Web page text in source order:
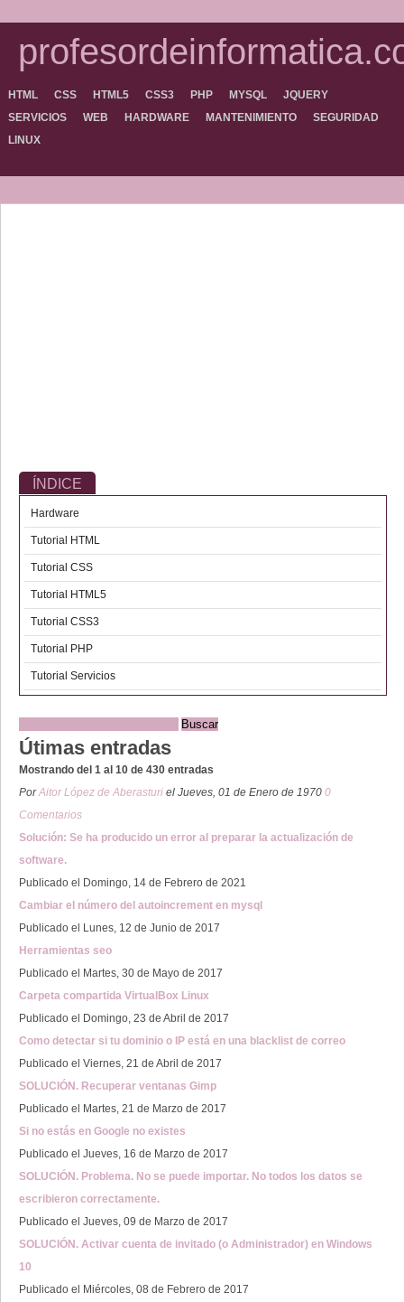
HTML CSS HTML5 CSS3 PHP MYSQL
JQUERY
SERVICIOS
WEB HARDWARE MANTENIMIENTO
SEGURIDAD
LINUX
ÍNDICE
Hardware
Tutorial HTML
Tutorial CSS
Tutorial HTML5
Tutorial CSS3
Tutorial PHP
Tutorial Servicios
Útimas entradas
Mostrando del 1 al 10 de 430 entradas
PorAitor López de Aberasturi el Jueves, 01 de Enero de 1970 0
Comentarios
Solución: Se ha producido un error al preparar la actualización de
software.
Publicado el Domingo, 14 de Febrero de 2021
Cambiar el número del autoincrement en mysql
Publicado el Lunes, 12 de Junio de 2017
Herramientas seo
Publicado el Martes, 30 de Mayo de 2017
Carpeta compartida VirtualBox Linux
Publicado el Domingo, 23 de Abril de 2017
Como detectar si tu dominio o IP está en una blacklist de correo
Publicado el Viernes, 21 de Abril de 2017
SOLUCIÓN. Recuperar ventanas Gimp
Publicado el Martes, 21 de Marzo de 2017
Si no estás en Google no existes
Publicado el Jueves, 16 de Marzo de 2017
SOLUCIÓN. Problema. No se puede importar. No todos los datos se
escribieron correctamente.
Publicado el Jueves, 09 de Marzo de 2017
SOLUCIÓN. Activar cuenta de invitado (o Administrador) en Windows
10
Publicado el Miércoles, 08 de Febrero de 2017